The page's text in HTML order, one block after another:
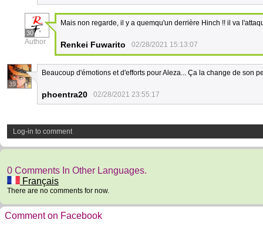
30
Author
Mais non regarde, il y a quemqu'un derrière Hinch !! il va
Renkei Fuwarito 02/28/2021 15:13:07
39
Beaucoup d'émotions et d'efforts pour Aleza... Ça la change de son
phoentra20 02/28/2021 23:55:17
Log-in to comment
0 Comments In Other Languages.
Français
There are no comments for now.
Comment on Facebook